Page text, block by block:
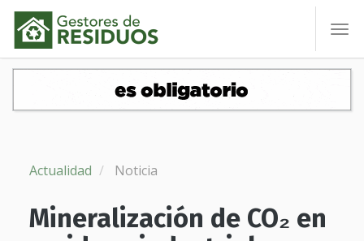
Actualidad Noticia
Mineralización de CO₂ en